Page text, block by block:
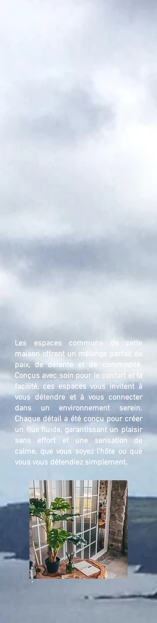
Les espaces communs de cette
maison offrent un mélange parfait de
paix, de détente et de commodité.
Conçus avec soin pour le confort et la
facilité, ces espaces vous invitent à
vous détendre et à vous connecter
dans un environnement serein.
Chaque détail a été conçu pour créer
un flux fluide, garantissant un plaisir
sans effort et une sensation de
calme, que vous soyez l'hôte ou que
vous vous détendiez simplement.